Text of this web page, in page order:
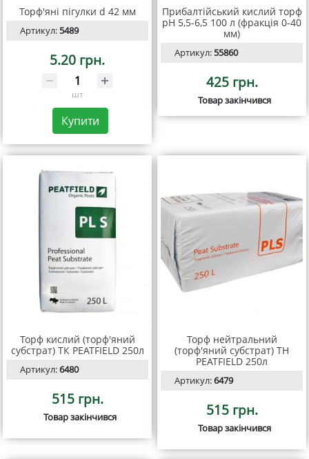
Торф'яні пігулки d 42 мм
Артикул:5489
5.20 грн.
шт
Купити
Прибалтійський кислий торф
pH 5,5-6,5 100 л (фракція 0-40
мм)
Артикул:55860
425 грн.
Товар закінчився
Торф кислий (торф'яний
субстрат) ТК PEATFIELD 250л
Артикул:6480
515 грн.
Товар закінчився
Торф нейтральний
(торф'яний субстрат) ТН
PEATFIELD 250л
Артикул:6479
515 грн.
Товар закінчився